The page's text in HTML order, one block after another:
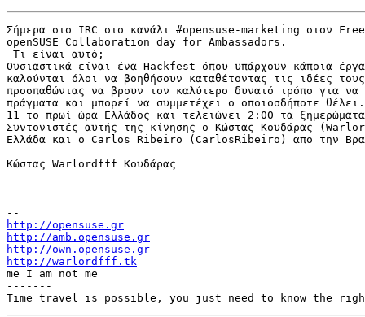
Σήμερα στο IRC στο κανάλι #opensuse-marketing στον
openSUSE Collaboration day for Ambassadors.
Τι είναι αυτό;
Ουσιαστικά είναι ένα Hackfest όπου υπάρχουν κάποια
καλούνται όλοι να βοηθήσουν καταθέτοντας τις ιδέες
προσπαθώντας να βρουν τον καλύτερο δυνατό τρόπο για να
πράγματα και μπορεί να συμμετέχει ο οποιοσδήποτε
11 το πρωί ώρα Ελλάδος και τελειώνει 2:00 τα
Συντονιστές αυτής της κίνησης ο Κώστας Κουδάρας
Ελλάδα και ο Carlos Ribeiro (CarlosRibeiro) απο την
Κώστας Warlordfff Κουδάρας
http://opensuse.gr
http://amb.opensuse.gr
http://own.opensuse.gr
http://warlordfff.tk
me I am not me
-------